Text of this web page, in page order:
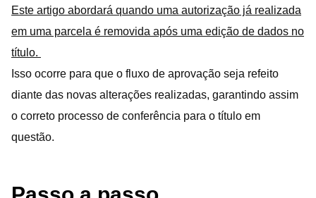
Este artigo abordará quando uma autorização já realizada
em uma parcela é removida após uma edição de dados no
título.
Isso ocorre para que o fluxo de aprovação seja refeito
diante das novas alterações realizadas, garantindo assim
o correto processo de conferência para o título em
questão.